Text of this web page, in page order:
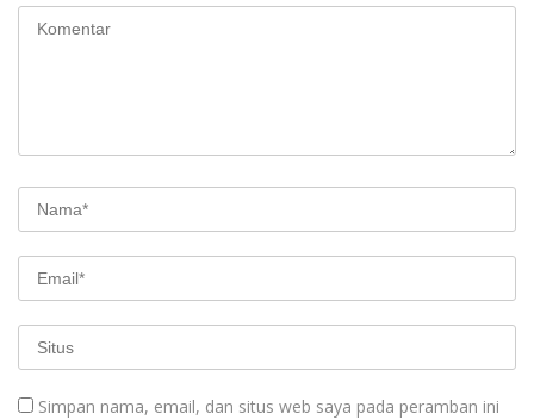
Simpan nama, email, dan situs web saya pada peramban ini